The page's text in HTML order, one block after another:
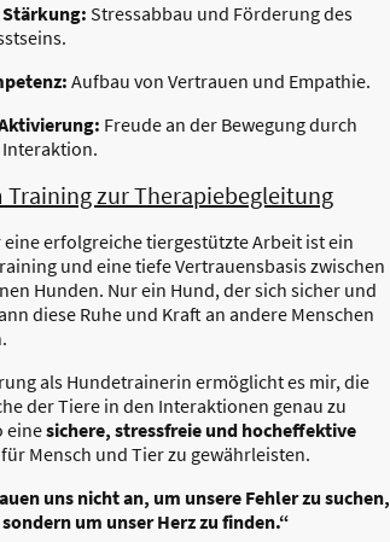
Stressabbau und Förderung des
Aufbau von Vertrauen und Empathie.
Freude an der Bewegung durch
Training zur Therapiebegleitung
eine erfolgreiche tiergestützte Arbeit ist ein
und eine tiefe Vertrauensbasis zwischen
Hunden. Nur ein Hund, der sich sicher und
diese Ruhe und Kraft an andere Menschen
als Hundetrainerin ermöglicht es mir, die
der Tiere in den Interaktionen genau zu
einesichere, stressfreie und hocheffektive
Mensch und Tier zu gewährleisten.
uns nicht an, um unsere Fehler zu suchen,
sondern um unser Herz zu finden.“